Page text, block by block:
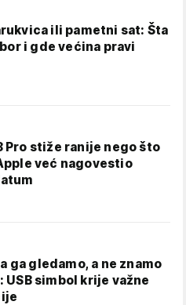
ili pametni sat: Šta
i gde većina pravi
Pro stiže ranije nego što
već nagovestio
ga gledamo, a ne znamo
USB simbol krije važne